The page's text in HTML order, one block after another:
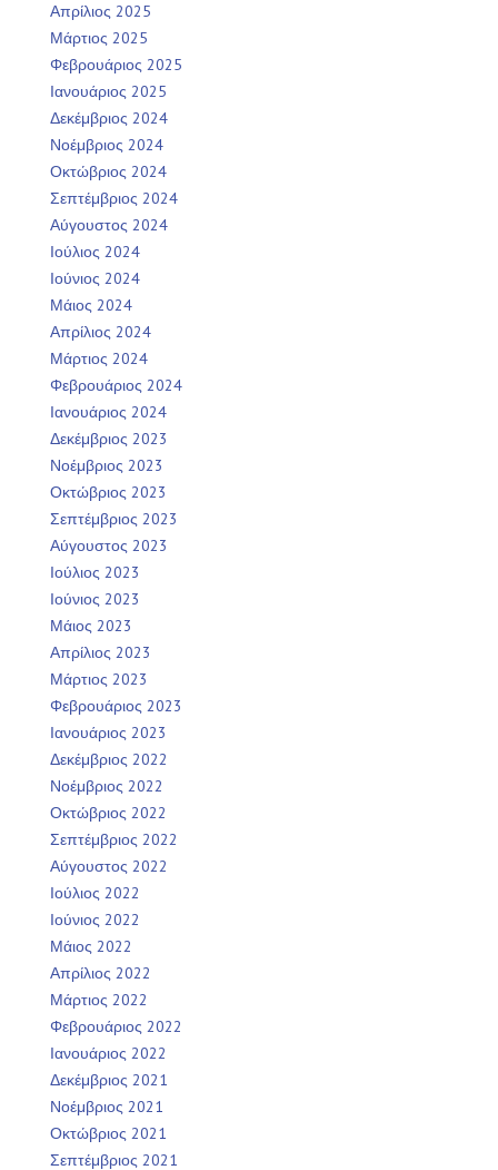
Απρίλιος 2025
Μάρτιος 2025
Φεβρουάριος 2025
Ιανουάριος 2025
Δεκέμβριος 2024
Νοέμβριος 2024
Οκτώβριος 2024
Σεπτέμβριος 2024
Αύγουστος 2024
Ιούλιος 2024
Ιούνιος 2024
Μάιος 2024
Απρίλιος 2024
Μάρτιος 2024
Φεβρουάριος 2024
Ιανουάριος 2024
Δεκέμβριος 2023
Νοέμβριος 2023
Οκτώβριος 2023
Σεπτέμβριος 2023
Αύγουστος 2023
Ιούλιος 2023
Ιούνιος 2023
Μάιος 2023
Απρίλιος 2023
Μάρτιος 2023
Φεβρουάριος 2023
Ιανουάριος 2023
Δεκέμβριος 2022
Νοέμβριος 2022
Οκτώβριος 2022
Σεπτέμβριος 2022
Αύγουστος 2022
Ιούλιος 2022
Ιούνιος 2022
Μάιος 2022
Απρίλιος 2022
Μάρτιος 2022
Φεβρουάριος 2022
Ιανουάριος 2022
Δεκέμβριος 2021
Νοέμβριος 2021
Οκτώβριος 2021
Σεπτέμβριος 2021